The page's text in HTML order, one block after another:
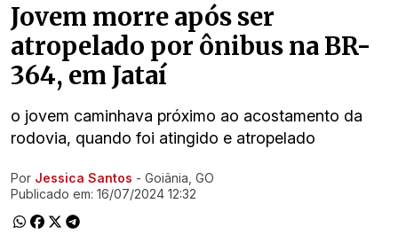
Jovem morre após ser
atropelado por ônibus na BR-
364, em Jataí
o jovem caminhava próximo ao acostamento da
rodovia, quando foi atingido e atropelado
Ir direto pra matéria
Por Jessica Santos - Goiânia, GO
Publicado em: 16/07/2024 12:32